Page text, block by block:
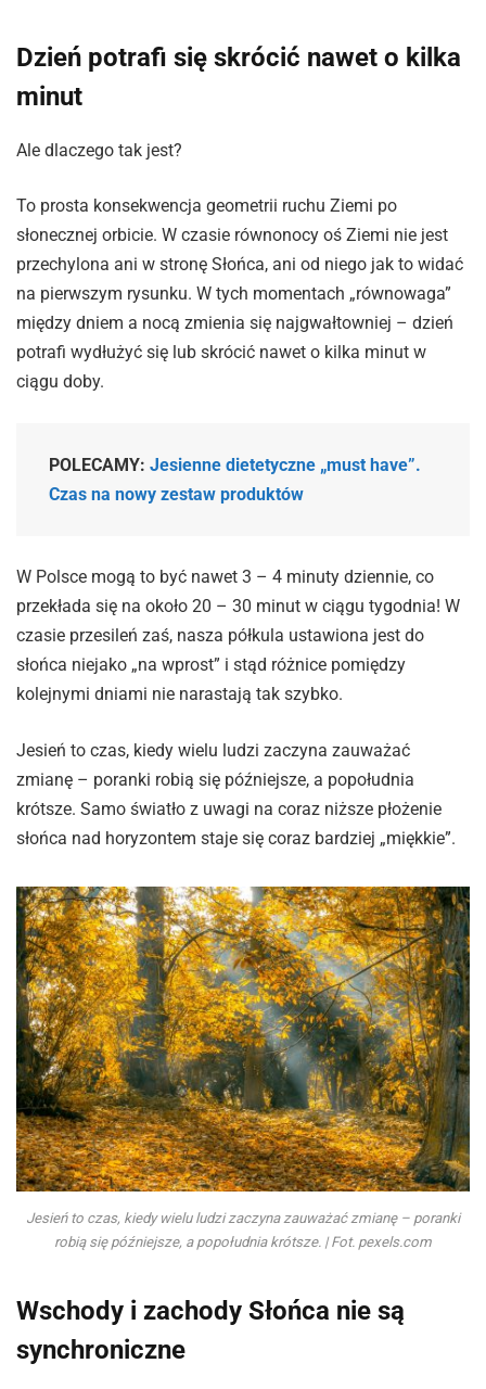
Dzień potrafi się skrócić nawet o kilka
minut
Ale dlaczego tak jest?
To prosta konsekwencja geometrii ruchu Ziemi po
słonecznej orbicie. W czasie równonocy oś Ziemi nie jest
przechylona ani w stronę Słońca, ani od niego jak to widać
na pierwszym rysunku. W tych momentach „równowaga”
między dniem a nocą zmienia się najgwałtowniej – dzień
potrafi wydłużyć się lub skrócić nawet o kilka minut w
ciągu doby.
POLECAMY: Jesienne dietetyczne „must have”.
Czas na nowy zestaw produktów
W Polsce mogą to być nawet 3 – 4 minuty dziennie, co
przekłada się na około 20 – 30 minut w ciągu tygodnia! W
czasie przesileń zaś, nasza półkula ustawiona jest do
słońca niejako „na wprost” i stąd różnice pomiędzy
kolejnymi dniami nie narastają tak szybko.
Jesień to czas, kiedy wielu ludzi zaczyna zauważać
zmianę – poranki robią się późniejsze, a popołudnia
krótsze. Samo światło z uwagi na coraz niższe płożenie
słońca nad horyzontem staje się coraz bardziej „miękkie”.
Jesień to czas, kiedy wielu ludzi zaczyna zauważać zmianę – poranki
robią się późniejsze, a popołudnia krótsze. | Fot. pexels.com
Wschody i zachody Słońca nie są
synchroniczne